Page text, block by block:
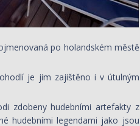
po holandském městě
je jim zajištěno i v útulným
zdobeny hudebními artefakty z
hudebními legendami jako jsou